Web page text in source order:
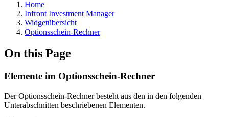
Home
Infront Investment Manager
Widgetübersicht
Optionsschein-Rechner
On this Page
Elemente im Optionsschein-Rechner
Der Optionsschein-Rechner besteht aus den in den folgenden
Unterabschnitten beschriebenen Elementen.